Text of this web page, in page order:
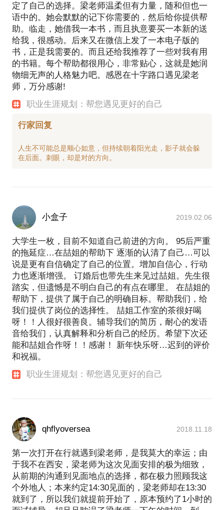
定了自己的选择。梁老师温柔但有力量，随和但也一
语中的。她会默默的记下你需要的，然后给你提供帮
助。临走，她借我一本书，而且执意要买一本新的送
给我，很感动。后来又在微信上发了一本电子版的
书，正是我需要的。而且还给我推荐了一些对我有用
的书籍。每个帮助都很用心，非常贴心，这就是她润
物细无声的人格魅力吧。感恩在十字路口遇见梁老
师，万分感谢!
职业生涯规划：帮您遇见更好的自己
行家回复
人生不可能总是顺心如意，但持续朝着阳光走，影子就会躲
小盒子 2019.02.06
大学生一枚，目前不知道自己前进的方向。 95后严重
的拖延症…在喆姐的帮助下 逐渐的认清了自己…可以
说是更有自信确定了自己的位置。增加自信心，行动
力也逐渐增强。 订婚后也带先生来见过喆姐。先生很
踏实，但遗憾是不明白自己的有点在哪里。 在喆姐的
帮助下，提供了属于自己的明确目标。帮助我们，给
我们提供了岗位的选择性。 喆姐工作室的茶很好喝
呀！！人很好很善良。辅导我们的简历，耐心的发语
音给我们，认真解释和分析自己的经历。希望下次还
能和喆姐合作呀！！感谢！ 新年快乐呀…迟到的评价
和祝福。
职业生涯规划：帮您遇见更好的自己
qhflyoversea 2018.11.18
第一次打开在行就遇到梁老师，是我莫大的幸运；由
于我不在西安，梁老师为这次见面安排的极为细致，
从前期的沟通到见面地点的选择，都在极力照顾我这
个外地人；本来约定14:30见面的，梁老师却在13:30
就到了，所以我们就提前开始了，原本预约了1小时的